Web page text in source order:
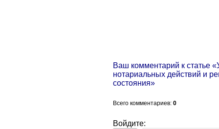
Ваш комментарий к статье
нотариальных действий и
состояния»
Всего комментариев: 0
Войдите: